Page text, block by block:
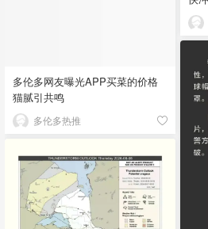
多伦多网友曝光APP买菜的价格
猫腻引共鸣
多伦多热推